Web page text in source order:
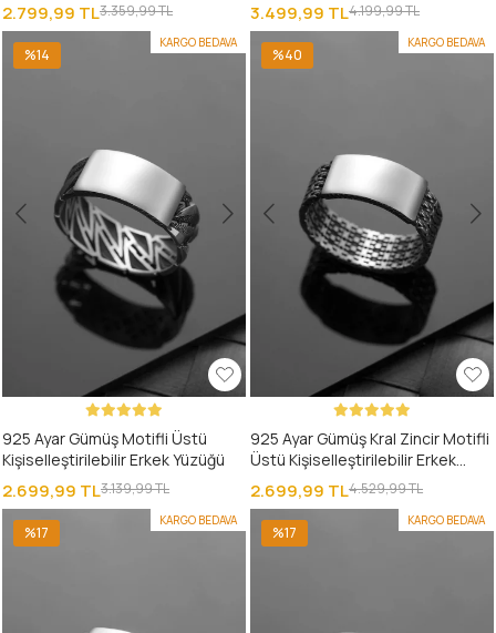
2.799,99 TL3.359,99 TL 3.499,99 TL4.199,99 TL
KARGO BEDAVA
%14
925 Ayar Gümüş Motifli Üstü
Kişiselleştirilebilir Erkek Yüzüğü
2.699,99 TL3.139,99 TL
KARGO BEDAVA
%40
925 Ayar Gümüş Kral Zincir Motifli
Üstü Kişiselleştirilebilir Erkek
Yüzüğü
2.699,99 TL4.529,99 TL
KARGO BEDAVA
%17
KARGO BEDAVA
%17